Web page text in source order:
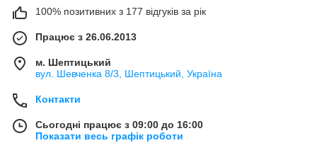
100% позитивних з 177 відгуків за рік
Працює з 26.06.2013
м. Шептицький
вул. Шевченка 8/3, Шептицький, Україна
Контакти
Сьогодні працює з 09:00 до 16:00
Показати весь графік роботи